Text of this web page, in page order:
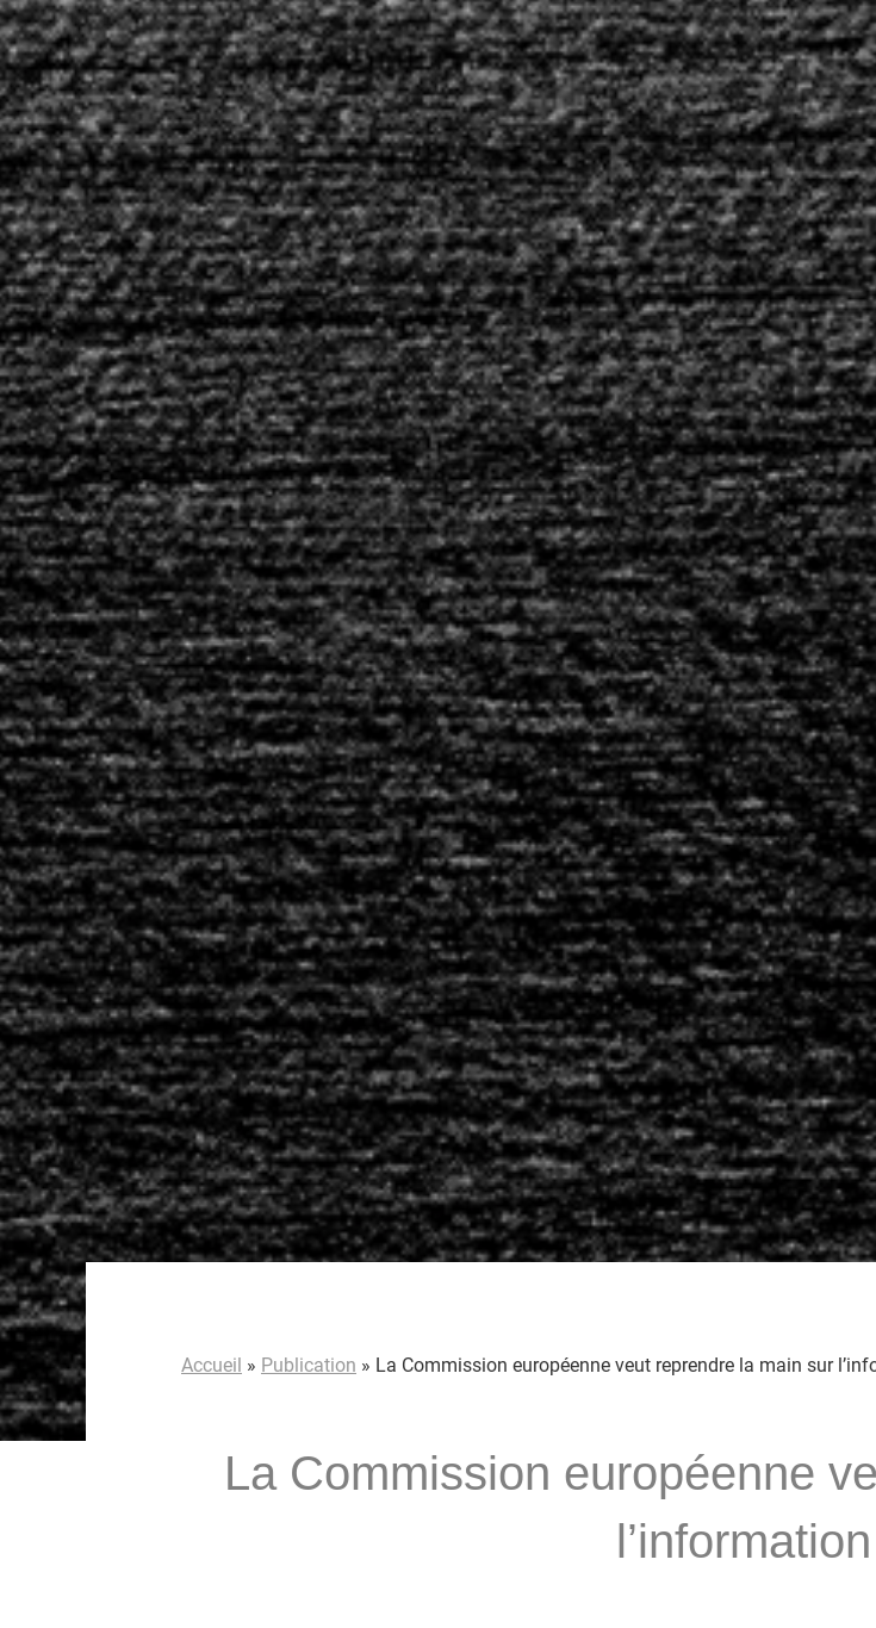
Accueil » Publication » La Commission européenne veut reprendre la main sur
La Commission européenne